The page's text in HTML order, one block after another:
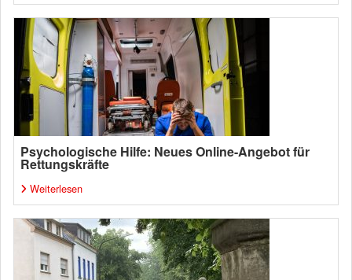
Psychologische Hilfe: Neues Online-Angebot für
Rettungskräfte
Weiterlesen